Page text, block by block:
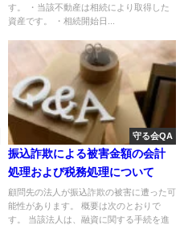
す。 ・当該不動産は相続により取得した
資産です。 ・相続開始日...
守る会QA
振込詐欺による被害金額の会計
処理および税務処理について
顧問先の法人が振込詐欺の被害に遭った可
能性があります。 概要は次のとおりで
す。 当該法人は、融資に関する手続を進